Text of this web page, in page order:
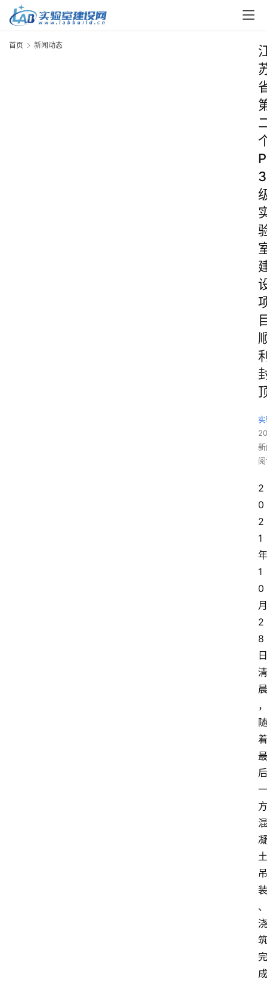
首页 新闻动态
P
3
2
0
2
1
年
1
0
月
2
8
日
清
晨
，
随
着
最
后
一
方
混
凝
土
吊
装
、
浇
筑
完
成